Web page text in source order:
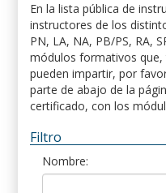
En la lista pública de
instructores de los
PN, LA, NA, PB/PS, RA,
módulos formativos
pueden impartir, por
parte de abajo de la
certificado, con los
Filtro
Nombre: